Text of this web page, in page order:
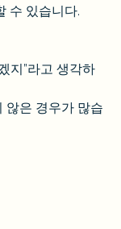
수 있습니다.
지”라고 생각하
은 경우가 많습